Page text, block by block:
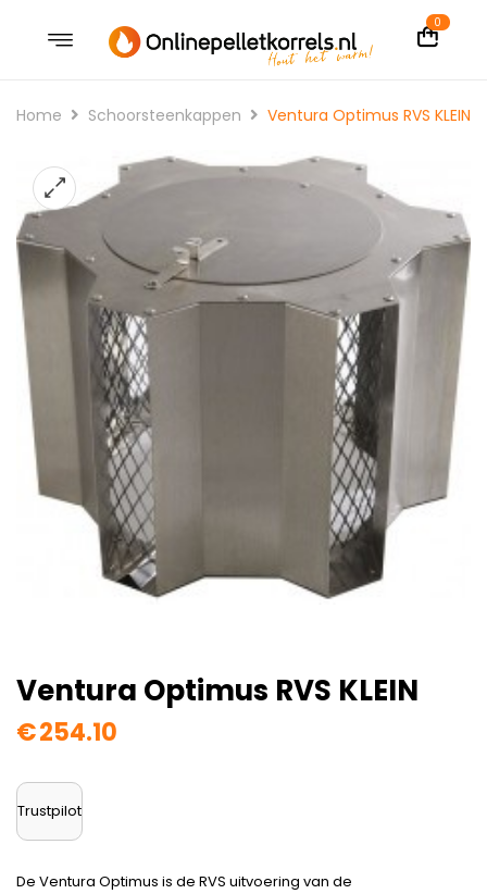
0
Home Schoorsteenkappen Ventura Optimus RVS KLEIN
Ventura Optimus RVS KLEIN
€254.10
Trustpilot
De Ventura Optimus is de RVS uitvoering van de